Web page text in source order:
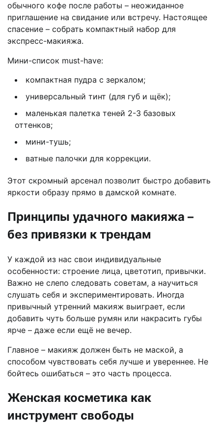
обычного кофе после работы – неожиданное
приглашение на свидание или встречу. Настоящее
спасение – собрать компактный набор для
экспресс-макияжа.
Мини-список must-have:
компактная пудра с зеркалом;
универсальный тинт (для губ и щёк);
маленькая палетка теней 2-3 базовых
оттенков;
мини-тушь;
ватные палочки для коррекции.
Этот скромный арсенал позволит быстро добавить
яркости образу прямо в дамской комнате.
Принципы удачного макияжа –
без привязки к трендам
У каждой из нас свои индивидуальные
особенности: строение лица, цветотип, привычки.
Важно не слепо следовать советам, а научиться
слушать себя и экспериментировать. Иногда
привычный утренний макияж выиграет, если
добавить чуть больше румян или накрасить губы
ярче – даже если ещё не вечер.
Главное – макияж должен быть не маской, а
способом чувствовать себя лучше и увереннее. Не
бойтесь ошибаться – это часть процесса.
Женская косметика как
инструмент свободы